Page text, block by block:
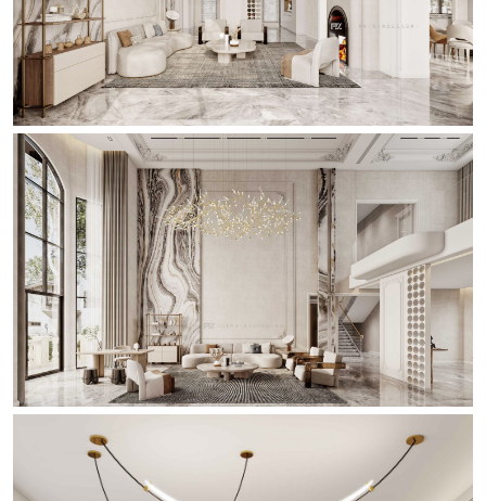
越秀区 荔湾区 增城区 从化区
黄埔区 番禺区 南沙区
中山 清远
在施工地
天河区 白云区 花都区 海珠区
越秀区 荔湾区 从化区
黄埔区 番禺区 佛山
清远 中山
施工保障
施工材料 品质管理